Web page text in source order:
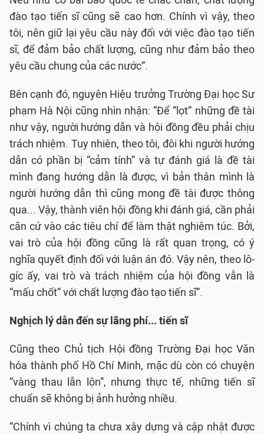
đào tạo tiến sĩ cũng sẽ cao hơn. Chính vì vậy, theo
tôi, nên giữ lại yêu cầu này đối với việc đào tạo tiến
sĩ, để đảm bảo chất lượng, cũng như đảm bảo theo
yêu cầu chung của các nước”.
Bên cạnh đó, nguyên Hiệu trưởng Trường Đại học Sư
phạm Hà Nội cũng nhìn nhận: “Để “lọt” những đề tài
như vậy, người hướng dẫn và hội đồng đều phải chịu
trách nhiệm. Tuy nhiên, theo tôi, đôi khi người hướng
dẫn có phần bị “cảm tính” và tự đánh giá là đề tài
mình đang hướng dẫn là được, vì bản thân mình là
người hướng dẫn thì cũng mong đề tài được thông
qua... Vậy, thành viên hội đồng khi đánh giá, cần phải
căn cứ vào các tiêu chí để làm thật nghiêm túc. Bởi,
vai trò của hội đồng cũng là rất quan trọng, có ý
nghĩa quyết định đối với luận án đó. Vậy nên, theo lô-
gíc ấy, vai trò và trách nhiệm của hội đồng vẫn là
“mấu chốt” với chất lượng đào tạo tiến sĩ”.
Nghịch lý dẫn đến sự lãng phí... tiến sĩ
Cũng theo Chủ tịch Hội đồng Trường Đại học Văn
hóa thành phố Hồ Chí Minh, mặc dù còn có chuyện
“vàng thau lẫn lộn”, nhưng thực tế, những tiến sĩ
chuẩn sẽ không bị ảnh hưởng nhiều.
“Chính vì chúng ta chưa xây dựng và cập nhật được